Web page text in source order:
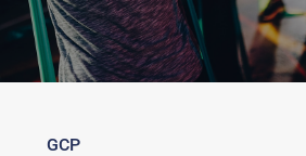
GCP